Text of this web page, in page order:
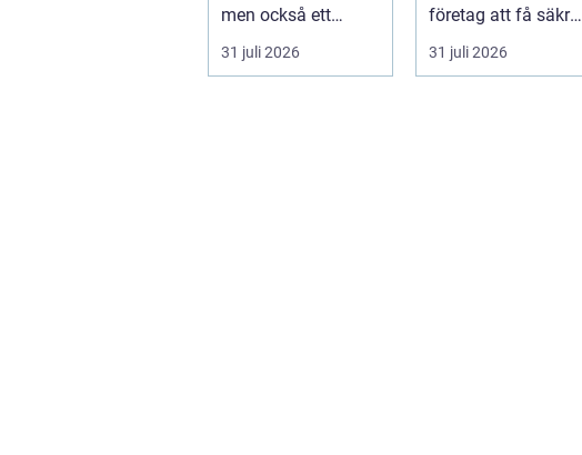
men också ett
tydligt ansvar:
ekonomin måste v...
31 juli 2026
företag att få säkra,
energieffektiva och
framtidssä...
31 juli 2026